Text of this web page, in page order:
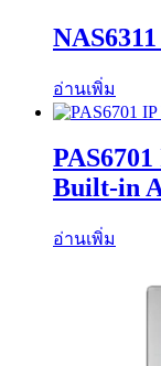
อ่านเพิ่ม
Built-in
อ่านเพิ่ม